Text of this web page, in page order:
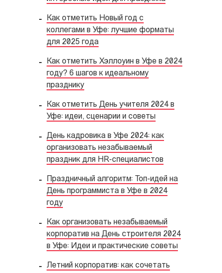
Как отметить Новый год с
коллегами в Уфе: лучшие форматы
для 2025 года
Как отметить Хэллоуин в Уфе в 2024
году? 6 шагов к идеальному
празднику
Как отметить День учителя 2024 в
Уфе: идеи, сценарии и советы
День кадровика в Уфе 2024: как
организовать незабываемый
праздник для HR-специалистов
Праздничный алгоритм: Топ-идей на
День программиста в Уфе в 2024
году
Как организовать незабываемый
корпоратив на День строителя 2024
в Уфе: Идеи и практические советы
Летний корпоратив: как сочетать